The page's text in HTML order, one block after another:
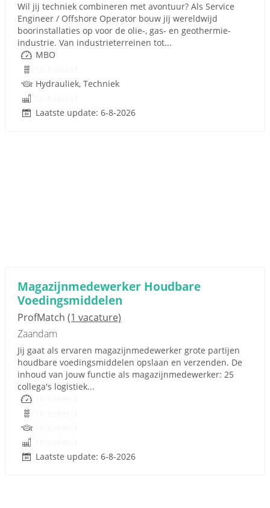
Wil jij techniek combineren met avontuur? Als Service
Engineer / Offshore Operator bouw jij wereldwijd
boorinstallaties op voor de olie-, gas- en geothermie-
industrie. Van industrieterreinen tot...
MBO
Hydrauliek, Techniek
Laatste update: 6-8-2026
Magazijnmedewerker Houdbare
Voedingsmiddelen
ProfMatch (1 vacature)
Zaandam
Jij gaat als ervaren magazijnmedewerker grote partijen
houdbare voedingsmiddelen opslaan en verzenden. De
inhoud van jouw functie als magazijnmedewerker: 25
collega's logistiek...
Laatste update: 6-8-2026